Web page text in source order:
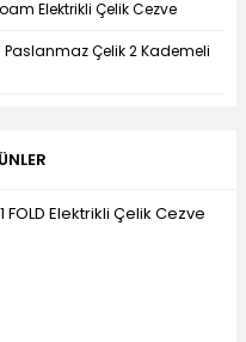
Elektrikli Çelik Cezve
Paslanmaz Çelik 2 Kademeli